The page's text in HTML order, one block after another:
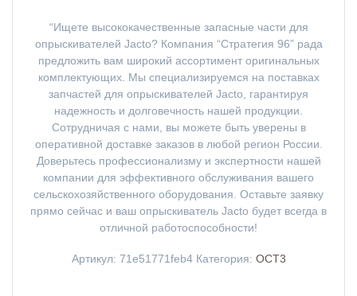
“Ищете высококачественные запасные части для
опрыскивателей Jacto? Компания “Стратегия 96” рада
предложить вам широкий ассортимент оригинальных
комплектующих. Мы специализируемся на поставках
запчастей для опрыскивателей Jacto, гарантируя
надежность и долговечность нашей продукции.
Сотрудничая с нами, вы можете быть уверены в
оперативной доставке заказов в любой регион России.
Доверьтесь профессионализму и экспертности нашей
компании для эффективного обслуживания вашего
сельскохозяйственного оборудования. Оставьте заявку
прямо сейчас и ваш опрыскиватель Jacto будет всегда в
отличной работоспособности!
Артикул: 71e51771feb4 Категория: ОСТ3